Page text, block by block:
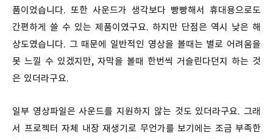
품이었습니다. 또한 사운드가 생각보다 빵빵해서 휴대용으로도
간편하게 쓸 수 있는 제품이였구요. 하지만 단점은 역시 낮은 해
상도였습니다. 그 때문에 일반적인 영상을 볼때는 별로 어려움을
못 느낄 수 있겠지만, 자막을 볼때 한번씩 거슬린다던지 하는 것
은 있더라구요.
일부 영상파일은 사운드를 지원하지 않는 것도 있더라구요. 그래
서 프로젝터 자체 내장 재생기로 무언가를 보기에는 조금 부족한